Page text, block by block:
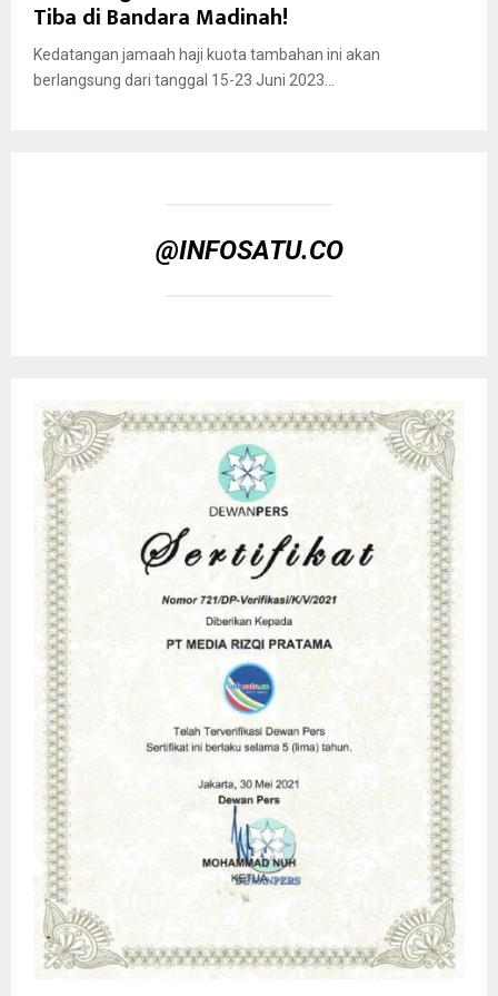
Tiba di Bandara Madinah!
Kedatangan jamaah haji kuota tambahan ini akan
berlangsung dari tanggal 15-23 Juni 2023...
@INFOSATU.CO